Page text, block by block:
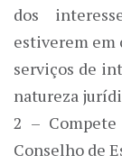
dos
estiverem em
serviços de
natureza
2 –
Conselho de